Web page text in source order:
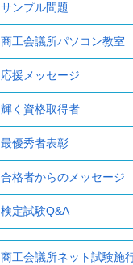
サンプル問題
商工会議所パソコン教室
応援メッセージ
輝く資格取得者
最優秀者表彰
合格者からのメッセージ
検定試験Q&A
商工会議所ネット試験施